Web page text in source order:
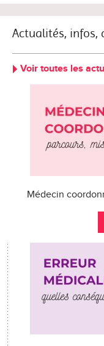
Actualités, infos,
Voir toutes les
Médecin